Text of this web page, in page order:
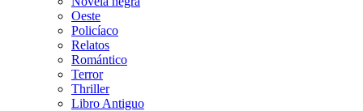
Oeste
Policíaco
Relatos
Romántico
Terror
Thriller
Libro Antiguo